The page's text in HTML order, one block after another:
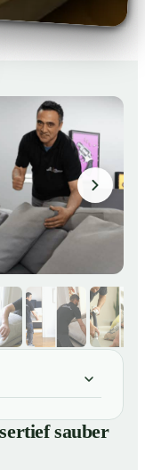
& direkt vor
sauber